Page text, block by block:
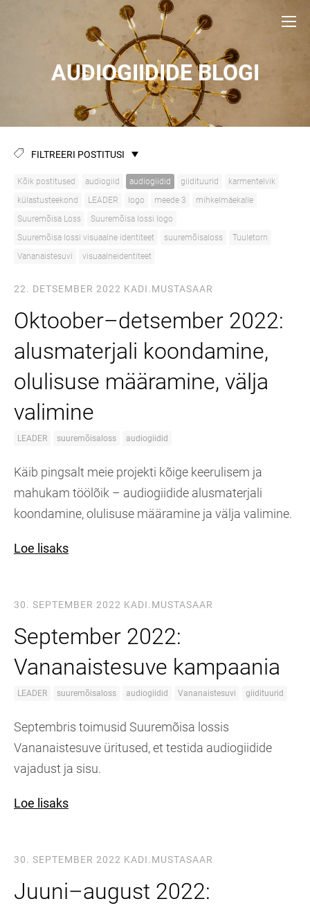
AUDIOGIIDIDE BLOGI
FILTREERI POSTITUSI
Kõik postitused audiogiid audiogiidid giidituurid
karmentelvik
külastusteekond
LEADER logo meede 3
mihkelmäekalle
Suuremõisa Loss
Suuremõisa lossi logo
Suuremõisa lossi visuaalne identiteet
suuremõisaloss
Tuuletorn
Vananaistesuvi
visuaalneidentiteet
22. DETSEMBER 2022 KADI.MUSTASAAR
Oktoober–detsember 2022:
alusmaterjali koondamine,
olulisuse määramine, välja
valimine
LEADER suuremõisaloss audiogiidid
Käib pingsalt meie projekti kõige keerulisem ja
mahukam töölõik – audiogiidide alusmaterjali
koondamine, olulisuse määramine ja välja valimine.
Loe lisaks
30. SEPTEMBER 2022 KADI.MUSTASAAR
September 2022:
Vananaistesuve kampaania
LEADER suuremõisaloss audiogiidid Vananaistesuvi giidituurid
Septembris toimusid Suuremõisa lossis
Vananaistesuve üritused, et testida audiogiidide
vajadust ja sisu.
Loe lisaks
30. SEPTEMBER 2022 KADI.MUSTASAAR
Juuni–august 2022: